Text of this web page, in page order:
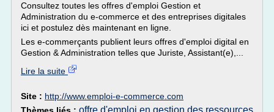
Consultez toutes les offres d'emploi Gestion et
Administration du e-commerce et des entreprises digitales
ici et postulez dès maintenant en ligne.
Les e-commerçants publient leurs offres d'emploi digital en
Gestion & Administration telles que Juriste, Assistant(e),...
Lire la suite
Site : http://www.emploi-e-commerce.com
offre d'emploi en gestion des ressources